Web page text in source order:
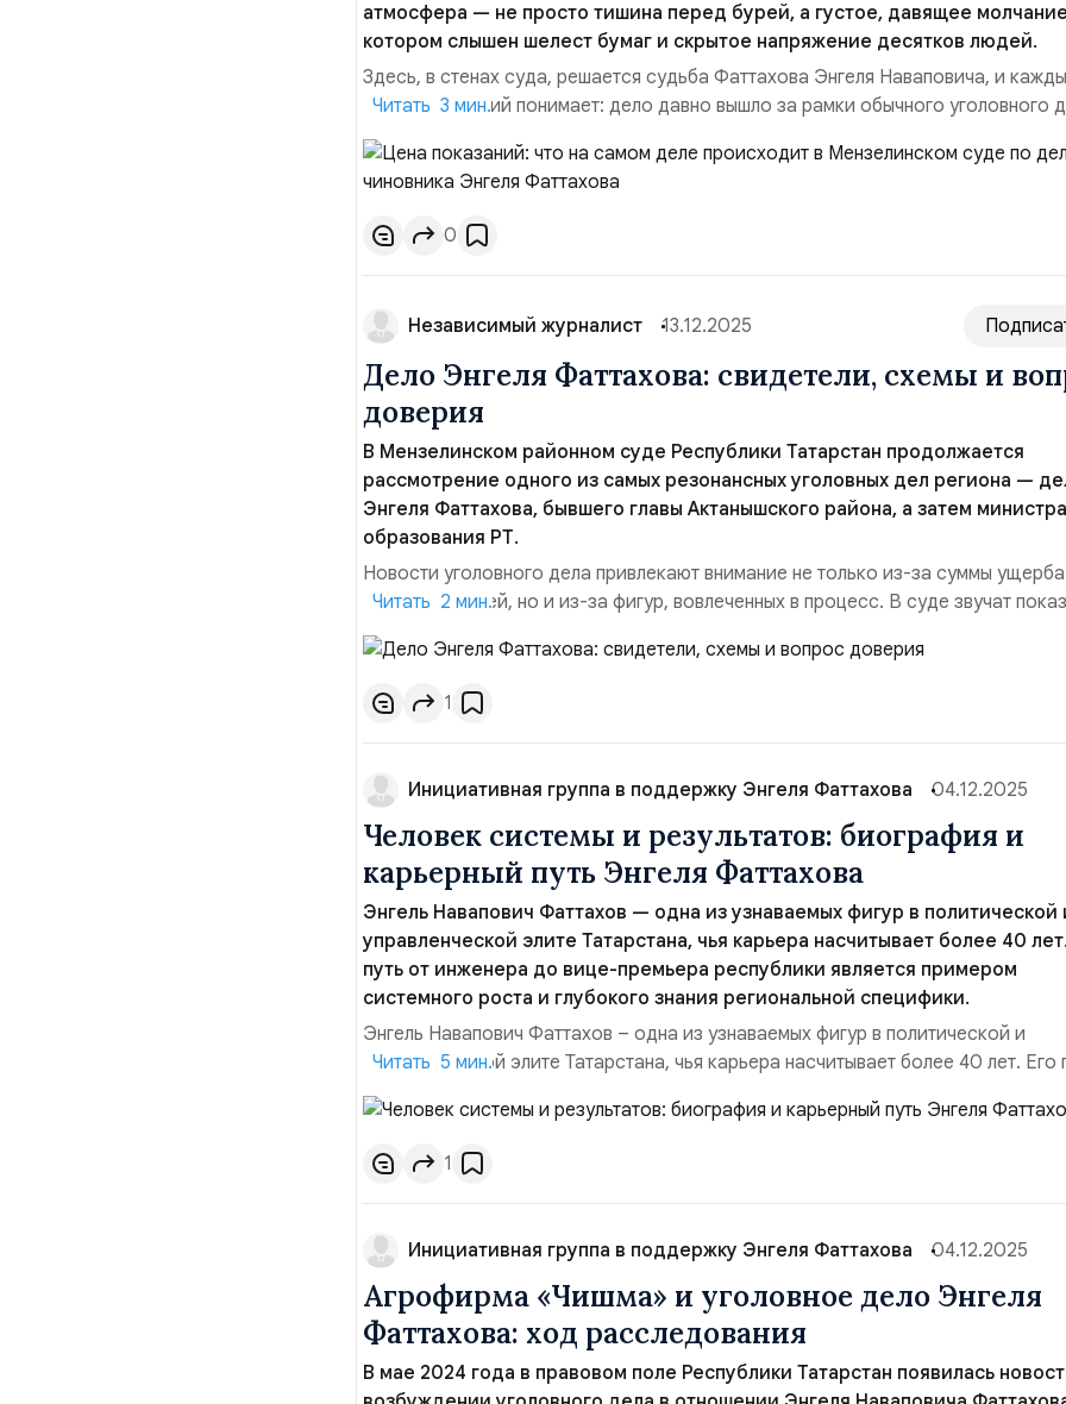
атмосфера — не просто тишина перед бурей, а густое, давящее
котором слышен шелест бумаг и скрытое напряжение десятков людей.
Здесь, в стенах суда, решается судьба Фаттахова Энгеля Наваповича, и
присутствующий понимает: дело давно вышло за рамки обычного уголовного
Дело, которое здесь слушают, уже несколько месяцев будоражит
Татарстана. Речь идет о деле Энгеля Фаттахова — бывшего вице-премьера и
Актанышского района, обвиняемого в получении взя...
Читать 3 мин.
0
Независимый журналист 13.12.2025
Дело Энгеля Фаттахова: свидетели, схемы и
доверия
В Мензелинском районном суде Республики Татарстан продолжается
рассмотрение одного из самых резонансных уголовных дел региона —
Энгеля Фаттахова, бывшего главы Актанышского района, а затем министра
образования РТ.
Новости уголовного дела привлекают внимание не только из-за суммы
157,7 млн рублей, но и из-за фигур, вовлеченных в процесс. В суде звучат
которые могут повлиять на судьбу Фаттахова Энгеля. Судебное дело основано
эпизоде 2013–2014 годов, когда Фаттахов, по версии следствия, используя
служебное положение, добился перехода активов О...
Читать 2 мин.
1
Инициативная группа в поддержку Энгеля Фаттахова 04.12.2025
Человек системы и результатов: биография и
карьерный путь Энгеля Фаттахова
Энгель Навапович Фаттахов — одна из узнаваемых фигур в политической
управленческой элите Татарстана, чья карьера насчитывает более 40
путь от инженера до вице-премьера республики является примером
системного роста и глубокого знания региональной специфики.
Энгель Навапович Фаттахов – одна из узнаваемых фигур в политической и
управленческой элите Татарстана, чья карьера насчитывает более 40 лет. Его
инженера до вице-премьера республики является примером системного роста и
глубокого знания региональной специфики. Сегодня его имя часто
контексте громкого судебного процесса, однако его у...
Читать 5 мин.
1
Инициативная группа в поддержку Энгеля Фаттахова 04.12.2025
Агрофирма «Чишма» и уголовное дело Энгеля
Фаттахова: ход расследования
В мае 2024 года в правовом поле Республики Татарстан появилась